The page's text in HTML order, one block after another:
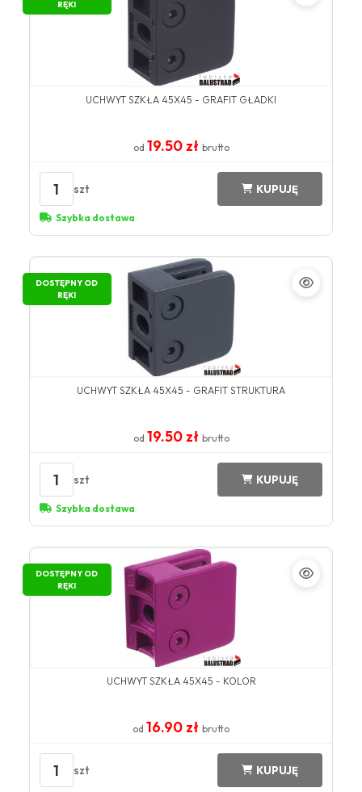
RĘKI
UCHWYT SZKŁA 45X45 - GRAFIT GŁADKI
od 19.50 zł brutto
1 szt KUPUJĘ
Szybka dostawa
DOSTĘPNY OD
RĘKI
UCHWYT SZKŁA 45X45 - GRAFIT STRUKTURA
od 19.50 zł brutto
1 szt KUPUJĘ
Szybka dostawa
DOSTĘPNY OD
RĘKI
UCHWYT SZKŁA 45X45 - KOLOR
od 16.90 zł brutto
1 szt KUPUJĘ